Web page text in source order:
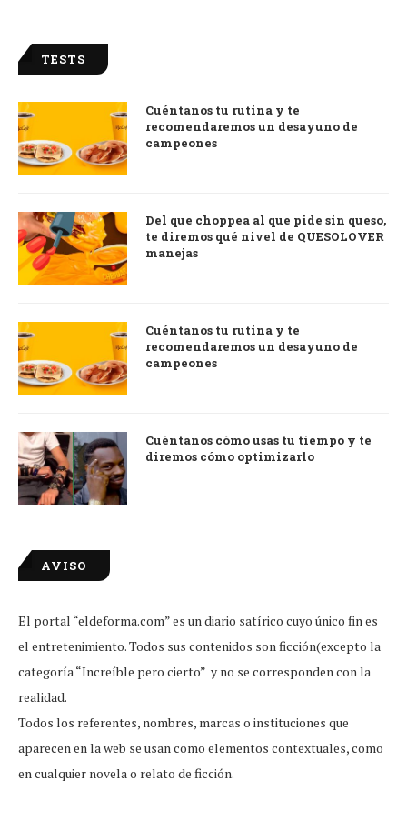
TESTS
Cuéntanos tu rutina y te
recomendaremos un desayuno de
campeones
Del que choppea al que pide sin queso,
te diremos qué nivel de QUESOLOVER
manejas
Cuéntanos tu rutina y te
recomendaremos un desayuno de
campeones
Cuéntanos cómo usas tu tiempo y te
diremos cómo optimizarlo
AVISO
El portal “eldeforma.com” es un diario satírico cuyo único fin es
el entretenimiento. Todos sus contenidos son ficción(excepto la
categoría “Increíble pero cierto” y no se corresponden con la
realidad.
Todos los referentes, nombres, marcas o instituciones que
aparecen en la web se usan como elementos contextuales, como
en cualquier novela o relato de ficción.